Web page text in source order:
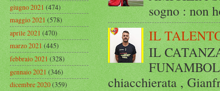
sogno : non
IL
IL
chiacchierata ,
giugno 2021(474)
maggio 2021(578)
aprile 2021(470)
marzo 2021(445)
febbraio 2021(328)
gennaio 2021(346)
dicembre 2020(359)